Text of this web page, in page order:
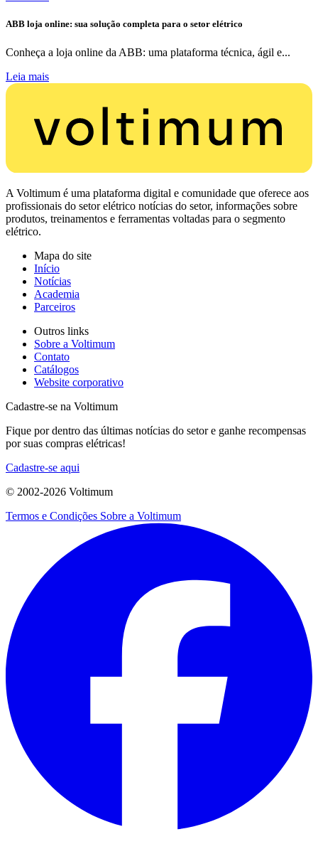
ABB loja online: sua solução completa para o setor elétrico
Conheça a loja online da ABB: uma plataforma técnica, ágil e...
Leia mais
A Voltimum é uma plataforma digital e comunidade que oferece aos
profissionais do setor elétrico notícias do setor, informações sobre
produtos, treinamentos e ferramentas voltadas para o segmento
elétrico.
Mapa do site
Início
Notícias
Academia
Parceiros
Outros links
Sobre a Voltimum
Contato
Catálogos
Website corporativo
Cadastre-se na Voltimum
Fique por dentro das últimas notícias do setor e ganhe recompensas
por suas compras elétricas!
Cadastre-se aqui
© 2002-2026 Voltimum
Termos e Condições Sobre a Voltimum